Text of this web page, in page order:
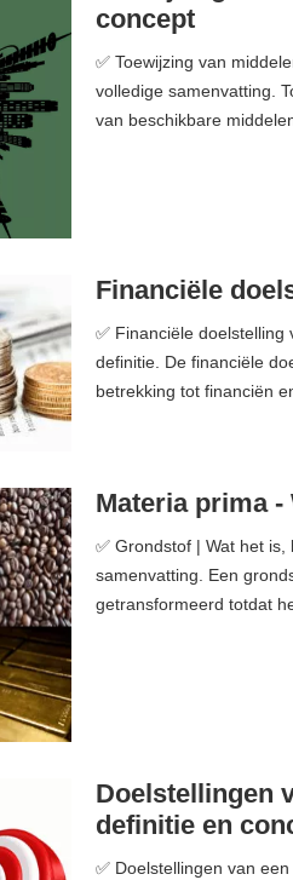
concept
✅ Toewijzing van
volledige samenvatting.
van beschikbare
Financiële
✅ Financiële
definitie. De financiële
betrekking tot financiën
Materia prima
✅ Grondstof | Wat het
samenvatting. Een
getransformeerd totdat
Doelstellingen
definitie en
✅ Doelstellingen van